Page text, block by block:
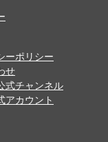
ーポリシー
せ
式チャンネル
アカウント